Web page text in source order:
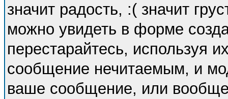
значит радость, :( значит
можно увидеть в форме
перестарайтесь, используя
сообщение нечитаемым, и
ваше сообщение, или вообще